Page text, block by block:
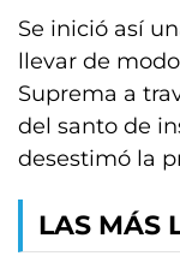
Se inició así
llevar de
Suprema a
del santo de
desestimó la
LAS MÁS